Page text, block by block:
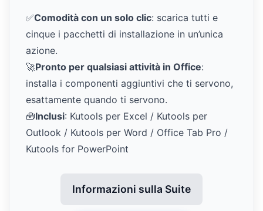
✅Comodità con un solo clic: scarica tutti e
cinque i pacchetti di installazione in un’unica
azione.
🚀Pronto per qualsiasi attività in Office:
installa i componenti aggiuntivi che ti servono,
esattamente quando ti servono.
🧰Inclusi: Kutools per Excel / Kutools per
Outlook / Kutools per Word / Office Tab Pro /
Kutools for PowerPoint
Informazioni sulla Suite